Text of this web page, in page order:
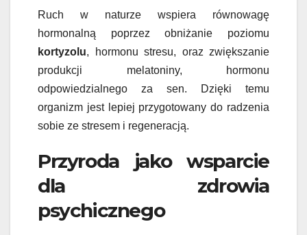
Ruch w naturze wspiera równowagę
hormonalną poprzez obniżanie poziomu
kortyzolu, hormonu stresu, oraz zwiększanie
produkcji melatoniny, hormonu
odpowiedzialnego za sen. Dzięki temu
organizm jest lepiej przygotowany do radzenia
sobie ze stresem i regeneracją.
Przyroda jako wsparcie
dla zdrowia
psychicznego